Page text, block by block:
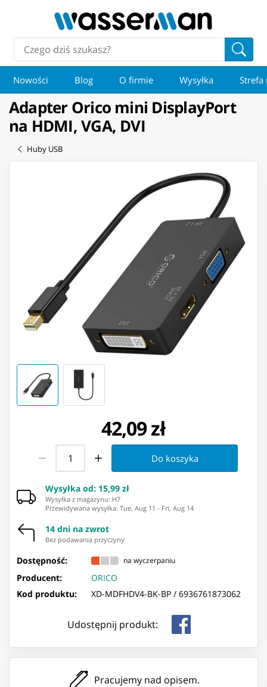
Nowości Blog O firmie Wysyłka Strefa
Adapter Orico mini DisplayPort
na HDMI, VGA, DVI
Huby USB
42,09 zł
Do koszyka
Wysyłka od: 15,99 zł
Wysyłka z magazynu: ⁨H7⁩
Przewidywana wysyłka: Tue, Aug 11 - Fri, Aug 14
14 dni na zwrot
Bez podawania przyczyny
Dostępność: na wyczerpaniu
Producent:
ORICO
Kod produktu:
XD-MDFHDV4-BK-BP / 6936761873062
Udostępnij produkt:
Pracujemy nad opisem.